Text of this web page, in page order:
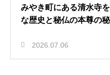
みやき町にある清水寺
な歴史と秘仏の本尊の秘
2026.07.06